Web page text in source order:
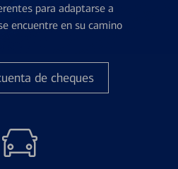
para adaptarse a
encuentre en su camino
de cheques